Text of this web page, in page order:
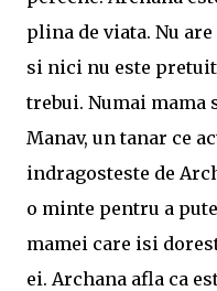
plina de viata. Nu
si nici nu este
trebui. Numai mama
Manav, un tanar ce
indragosteste de
o minte pentru a
mamei care isi
ei. Archana afla ca